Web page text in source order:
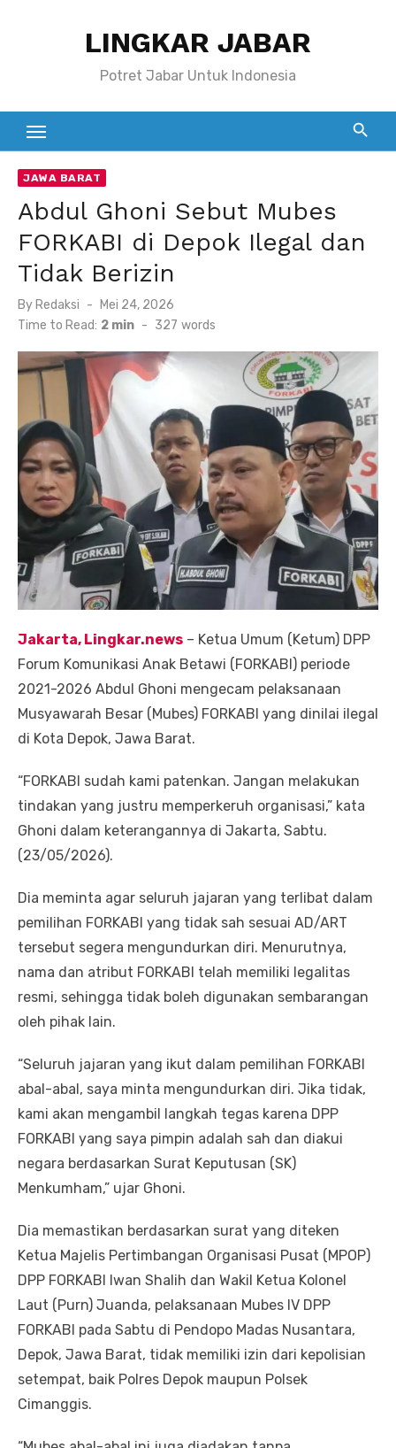
LINGKAR JABAR
Potret Jabar Untuk Indonesia
JAWA BARAT
Abdul Ghoni Sebut Mubes
FORKABI di Depok Ilegal dan
Tidak Berizin
By Redaksi
Posted
on
Mei 24, 2026
Time to Read: 2 min - 327 words
Jakarta, Lingkar.news – Ketua Umum (Ketum) DPP
Forum Komunikasi Anak Betawi (FORKABI) periode
2021-2026 Abdul Ghoni mengecam pelaksanaan
Musyawarah Besar (Mubes) FORKABI yang dinilai ilegal
di Kota Depok, Jawa Barat.
“FORKABI sudah kami patenkan. Jangan melakukan
tindakan yang justru memperkeruh organisasi,” kata
Ghoni dalam keterangannya di Jakarta, Sabtu.
(23/05/2026).
Dia meminta agar seluruh jajaran yang terlibat dalam
pemilihan FORKABI yang tidak sah sesuai AD/ART
tersebut segera mengundurkan diri. Menurutnya,
nama dan atribut FORKABI telah memiliki legalitas
resmi, sehingga tidak boleh digunakan sembarangan
oleh pihak lain.
“Seluruh jajaran yang ikut dalam pemilihan FORKABI
abal-abal, saya minta mengundurkan diri. Jika tidak,
kami akan mengambil langkah tegas karena DPP
FORKABI yang saya pimpin adalah sah dan diakui
negara berdasarkan Surat Keputusan (SK)
Menkumham,” ujar Ghoni.
Dia memastikan berdasarkan surat yang diteken
Ketua Majelis Pertimbangan Organisasi Pusat (MPOP)
DPP FORKABI Iwan Shalih dan Wakil Ketua Kolonel
Laut (Purn) Juanda, pelaksanaan Mubes IV DPP
FORKABI pada Sabtu di Pendopo Madas Nusantara,
Depok, Jawa Barat, tidak memiliki izin dari kepolisian
setempat, baik Polres Depok maupun Polsek
Cimanggis.